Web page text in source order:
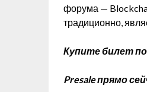
форума —
традиционно,
Купите билет по
Presale прямо